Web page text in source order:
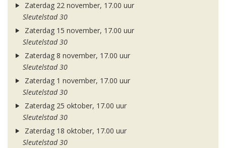
Zaterdag 22 november, 17.00 uur
Sleutelstad 30
Zaterdag 15 november, 17.00 uur
Sleutelstad 30
Zaterdag 8 november, 17.00 uur
Sleutelstad 30
Zaterdag 1 november, 17.00 uur
Sleutelstad 30
Zaterdag 25 oktober, 17.00 uur
Sleutelstad 30
Zaterdag 18 oktober, 17.00 uur
Sleutelstad 30